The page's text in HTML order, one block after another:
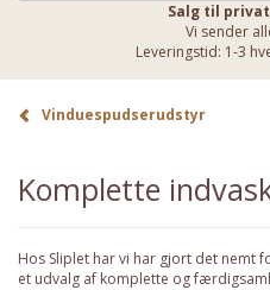
Salg til
Vi sender
Leveringstid: 1-3
Vinduespudserudstyr
Komplette
Hos Sliplet har vi har gjort det nemt
et udvalg af komplette og